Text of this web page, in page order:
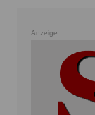
Anzeige